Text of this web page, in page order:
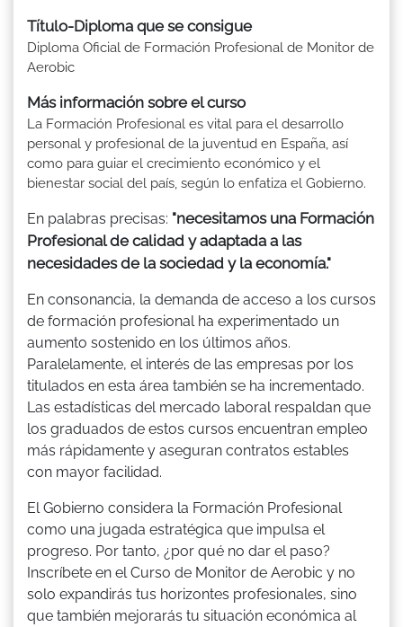
Título-Diploma que se consigue
Diploma Oficial de Formación Profesional de Monitor de
Aerobic
Más información sobre el curso
La Formación Profesional es vital para el desarrollo
personal y profesional de la juventud en España, así
como para guiar el crecimiento económico y el
bienestar social del país, según lo enfatiza el Gobierno.
En palabras precisas: "necesitamos una Formación
Profesional de calidad y adaptada a las
necesidades de la sociedad y la economía."
En consonancia, la demanda de acceso a los cursos
de formación profesional ha experimentado un
aumento sostenido en los últimos años.
Paralelamente, el interés de las empresas por los
titulados en esta área también se ha incrementado.
Las estadísticas del mercado laboral respaldan que
los graduados de estos cursos encuentran empleo
más rápidamente y aseguran contratos estables
con mayor facilidad.
El Gobierno considera la Formación Profesional
como una jugada estratégica que impulsa el
progreso. Por tanto, ¿por qué no dar el paso?
Inscríbete en el Curso de Monitor de Aerobic y no
solo expandirás tus horizontes profesionales, sino
que también mejorarás tu situación económica al